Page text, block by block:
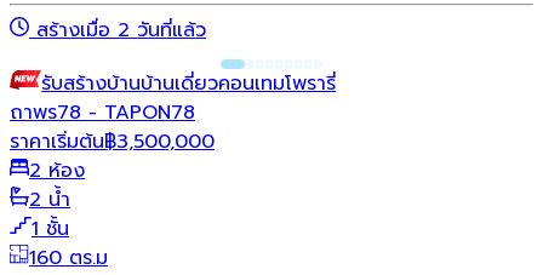
สร้างเมื่อ 2 วันที่แล้ว
รับสร้างบ้านบ้านเดี่ยวคอนเทมโพรารี่
ถาพร78 - TAPON78
ราคาเริ่มต้น฿3,500,000
2 ห้อง
2 น้ำ
1 ชั้น
160 ตร.ม